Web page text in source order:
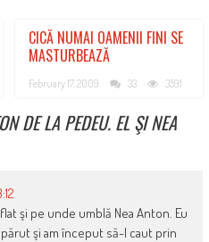
CICĂ NUMAI OAMENII FINI SE
MASTURBEAZĂ
February 17, 2009 33 3591
DE LA PEDEU. EL ŞI NEA
şi pe unde umblă Nea Anton. Eu
şi am început să-l caut prin